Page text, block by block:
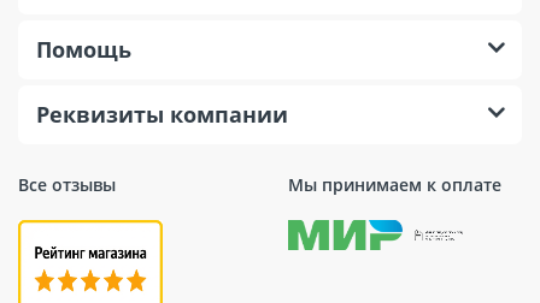
Все отзывы Мы принимаем к оплате
Помощь
Реквизиты компании